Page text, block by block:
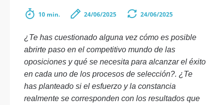
10 min. 24/06/2025 24/06/2025
¿Te has cuestionado alguna vez cómo es posible
abrirte paso en el competitivo mundo de las
oposiciones y qué se necesita para alcanzar el éxito
en cada uno de los procesos de selección?. ¿Te
has planteado si el esfuerzo y la constancia
realmente se corresponden con los resultados que